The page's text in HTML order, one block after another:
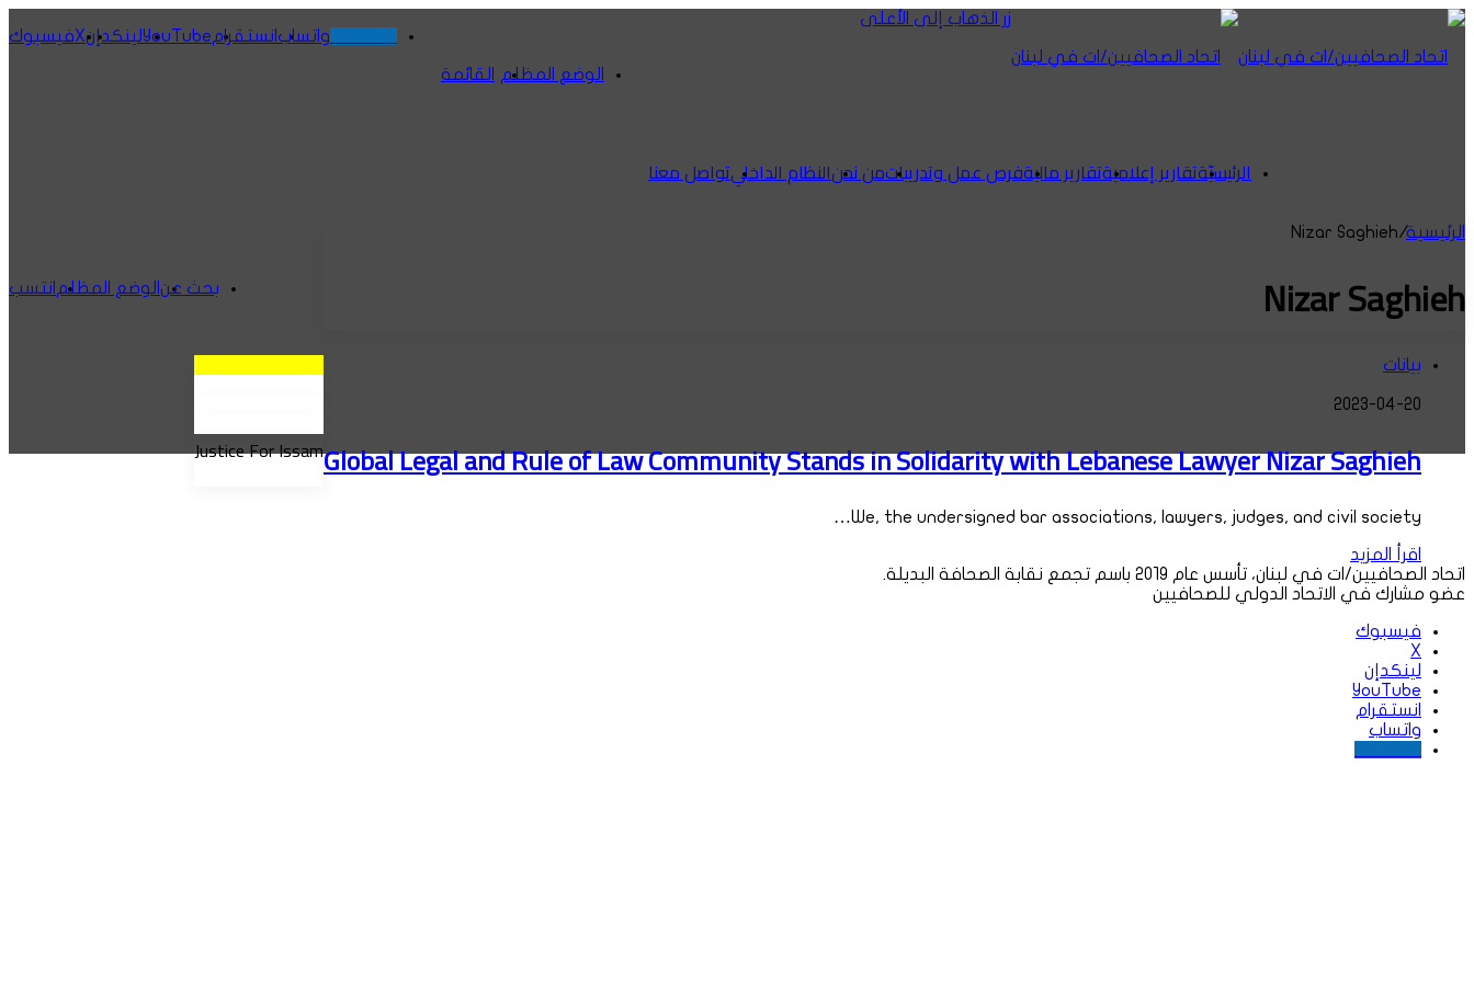
فيسبوك‫Xلينكدإن‫YouTube انستقرام واتساب
القائمة الوضع المظلم
الرئيسيّةتقارير إعلاميةتقارير ماليةفرص عمل وتدريباتمن نحنالنظام الداخليتواصل معنا
انتسب الوضع المظلم بحث عن
الرئيسية/
Nizar Saghieh
Nizar Saghieh
بيانات
2023-04-20
Global Legal and Rule of Law Community Stands in Solidarity with Lebanese Lawyer Nizar Saghieh
We, the undersigned bar associations, lawyers, judges, and civil society…
اقرأ المزيد
Justice For Issam
اتحاد الصحافيين/ات في لبنان، تأسس عام ٢٠١٩ باسم تجمع نقابة الصحافة البديلة.
عضو مشارك في الاتحاد الدولي للصحافيين
فيسبوك
‫X
لينكدإن
‫YouTube
انستقرام
واتساب
زر الذهاب إلى الأعلى